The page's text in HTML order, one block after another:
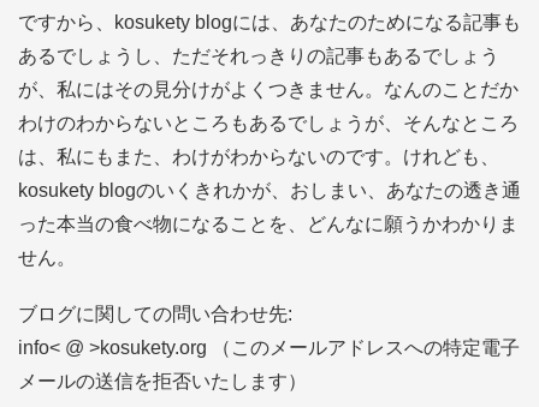
ですから、kosukety blogには、あなたのためになる記事も
あるでしょうし、ただそれっきりの記事もあるでしょう
が、私にはその見分けがよくつきません。なんのことだか
わけのわからないところもあるでしょうが、そんなところ
は、私にもまた、わけがわからないのです。けれども、
kosukety blogのいくきれかが、おしまい、あなたの透き通
った本当の食べ物になることを、どんなに願うかわかりま
せん。
ブログに関しての問い合わせ先:
info< @ >kosukety.org （このメールアドレスへの特定電子
メールの送信を拒否いたします）